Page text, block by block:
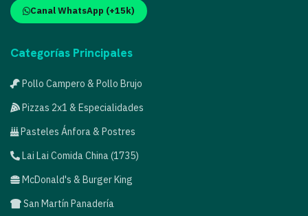
Canal WhatsApp (+15k)
Categorías Principales
Pollo Campero & Pollo Brujo
Pizzas 2x1 & Especialidades
Pasteles Ánfora & Postres
Lai Lai Comida China (1735)
McDonald's & Burger King
San Martín Panadería